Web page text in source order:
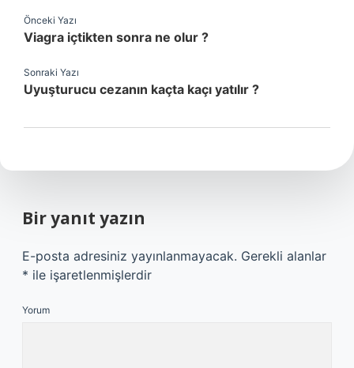
Önceki Yazı
Viagra içtikten sonra ne olur ?
Sonraki Yazı
Uyuşturucu cezanın kaçta kaçı yatılır ?
Bir yanıt yazın
E-posta adresiniz yayınlanmayacak. Gerekli alanlar
* ile işaretlenmişlerdir
Yorum